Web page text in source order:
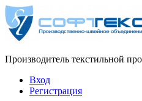
Производитель текстильной
Вход
Регистрация